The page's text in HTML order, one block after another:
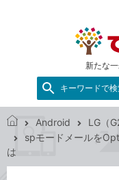
新たな
キーワードで
で
Android
LG（
spモードメールを
は